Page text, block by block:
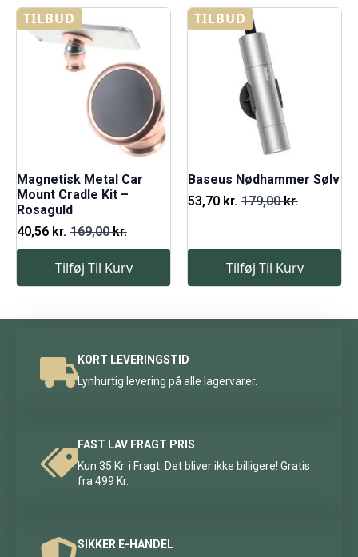
TILBUD
Magnetisk Metal Car
Mount Cradle Kit –
Rosaguld
169,00kr.
Den
oprindelige
var:
40,56 kr.
Den
aktuelle
er:
Tilføj Til Kurv
TILBUD
Baseus Nødhammer Sølv
179,00kr.
Den
var:
179,00 kr..
53,70 kr.
Den
er:
53,70 kr..Tilføj Til Kurv
KORT LEVERINGSTID
Lynhurtig levering på alle lagervarer.
FAST LAV FRAGT PRIS
Kun 35 Kr. i Fragt. Det bliver ikke billigere! Gratis
fra 499 Kr.
SIKKER E-HANDEL